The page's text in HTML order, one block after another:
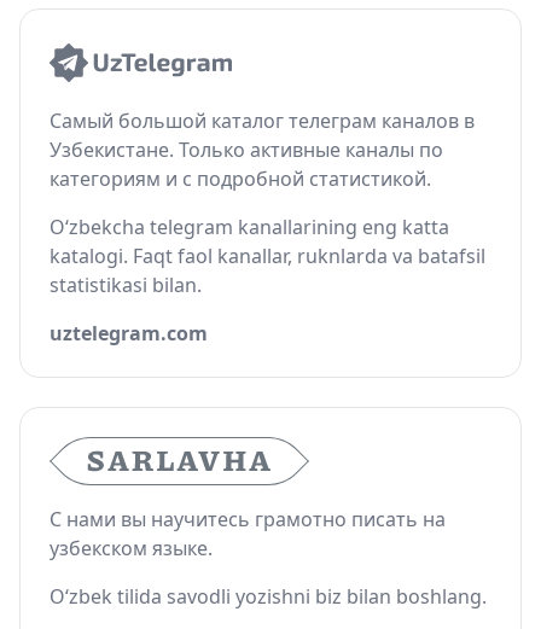
Самый большой каталог телеграм каналов в
Узбекистане. Только активные каналы по
категориям и с подробной статистикой.
O‘zbekcha telegram kanallarining eng katta
katalogi. Faqt faol kanallar, ruknlarda va batafsil
statistikasi bilan.
uztelegram.com
С нами вы научитесь грамотно писать на
узбекском языке.
O‘zbek tilida savodli yozishni biz bilan boshlang.